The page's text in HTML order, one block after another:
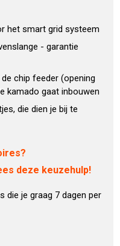
zonder
gedeelde barbecue
barbecue
door luchtdicht-
– 400°C
het smart grid systeem
- garantie
chip feeder (opening
kamado gaat inbouwen
die dien je bij te
deze keuzehulp!
die je graag 7 dagen per